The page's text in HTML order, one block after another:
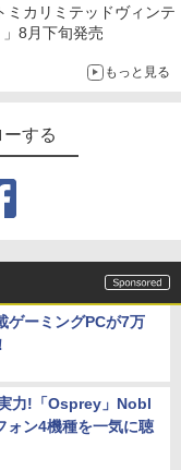
ミカリミテッドヴィンテ
8月下旬発売
もっと見る
する
ゲーミングPCが7万
力!「Osprey」Nobl
ン4機種を一気に聴